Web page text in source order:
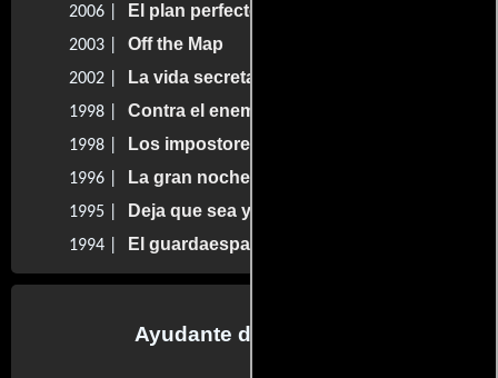
2006 | El plan perfecto
2003 | Off the Map
2002 | La vida secreta de un dentista
1998 | Contra el enemigo
1998 | Los impostores
1996 | La gran noche
1995 | Deja que sea yo
1994 | El guardaespaldas y la primera dama
Ayudante de dirección